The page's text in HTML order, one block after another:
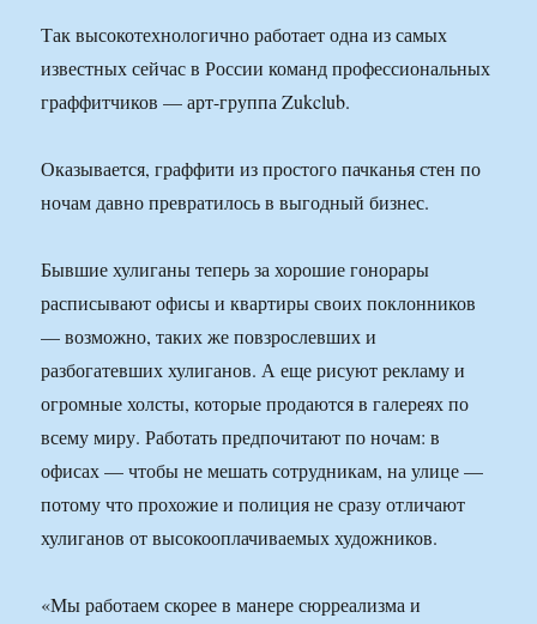
Так высокотехнологично работает одна из самых
известных сейчас в России команд профессиональных
граффитчиков — арт-группа Zukclub.
Оказывается, граффити из простого пачканья стен по
ночам давно превратилось в выгодный бизнес.
Бывшие хулиганы теперь за хорошие гонорары
расписывают офисы и квартиры своих поклонников
— возможно, таких же повзрослевших и
разбогатевших хулиганов. А еще рисуют рекламу и
огромные холсты, которые продаются в галереях по
всему миру. Работать предпочитают по ночам: в
офисах — чтобы не мешать сотрудникам, на улице —
потому что прохожие и полиция не сразу отличают
хулиганов от высокооплачиваемых художников.
«Мы работаем скорее в манере сюрреализма и